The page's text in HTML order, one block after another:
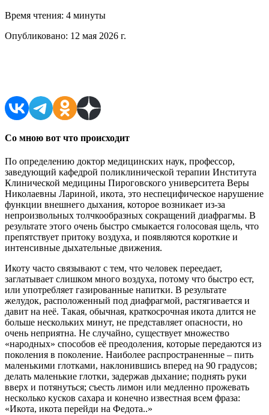
Время чтения: 4 минуты
Опубликовано: 12 мая 2026 г.
Со мною вот что происходит
По определению доктор медицинских наук, профессор,
заведующий кафедрой поликлинической терапии Института
Клинической медицины Пироговского университета Веры
Николаевны Лариной, икота, это неспецифическое нарушение
функции внешнего дыхания, которое возникает из-за
непроизвольных толчкообразных сокращений диафрагмы. В
результате этого очень быстро смыкается голосовая щель, что
препятствует притоку воздуха, и появляются короткие и
интенсивные дыхательные движения.
Икоту часто связывают с тем, что человек переедает,
заглатывает слишком много воздуха, потому что быстро ест,
или употребляет газированные напитки. В результате
желудок, расположенный под диафрагмой, растягивается и
давит на неё. Такая, обычная, краткосрочная икота длится не
больше нескольких минут, не представляет опасности, но
очень неприятна. Не случайно, существует множество
«народных» способов её преодоления, которые передаются из
поколения в поколение. Наиболее распространенные – пить
маленькими глотками, наклонившись вперед на 90 градусов;
делать маленькие глотки, задержав дыхание; поднять руки
вверх и потянуться; съесть лимон или медленно прожевать
несколько кусков сахара и конечно известная всем фраза:
«Икота, икота перейди на Федота..»